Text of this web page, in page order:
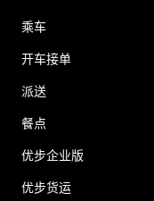
乘车
开车接单
派送
餐点
优步企业版
优步货运